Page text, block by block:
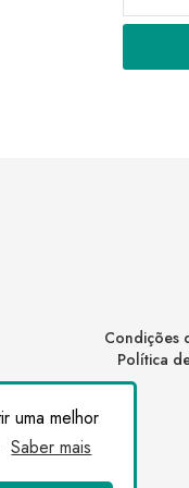
uma melhor
Saber mais
Condições
Política